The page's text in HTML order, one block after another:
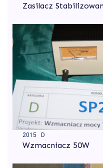
Zasilacz
2015 D
Wzmacniacz 50W